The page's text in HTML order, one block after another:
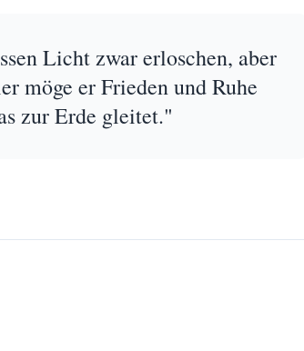
Licht zwar erloschen, aber
möge er Frieden und Ruhe
zur Erde gleitet."